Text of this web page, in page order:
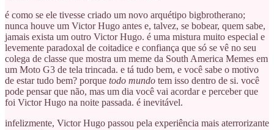
é como se ele tivesse criado um novo arquétipo bigbrotherano;
nunca houve um Victor Hugo antes e, talvez, se bobear, quem sabe,
jamais exista um outro Victor Hugo. é uma mistura muito especial e
levemente paradoxal de coitadice e confiança que só se vê no seu
colega de classe que mostra um meme da South America Memes em
um Moto G3 de tela trincada. e tá tudo bem, e você sabe o motivo
de estar tudo bem? porque todo mundo tem isso dentro de si. você
pode pensar que não, mas um dia você vai acordar e perceber que
foi Victor Hugo na noite passada. é inevitável.
infelizmente, Victor Hugo passou pela experiência mais aterrorizante